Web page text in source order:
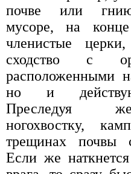
почве или
мусоре, на
членистые
сходство с
расположенными
но и
Преследуя
ногохвостку,
трещинах почвы
Если же